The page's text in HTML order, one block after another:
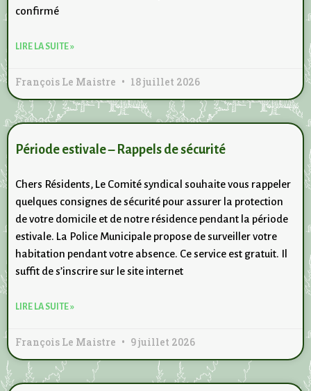
confirmé
LIRE LA SUITE »
François Le Maistre 18 juillet 2026
Période estivale – Rappels de sécurité
Chers Résidents, Le Comité syndical souhaite vous rappeler
quelques consignes de sécurité pour assurer la protection
de votre domicile et de notre résidence pendant la période
estivale. La Police Municipale propose de surveiller votre
habitation pendant votre absence. Ce service est gratuit. Il
suffit de s’inscrire sur le site internet
LIRE LA SUITE »
François Le Maistre 9 juillet 2026